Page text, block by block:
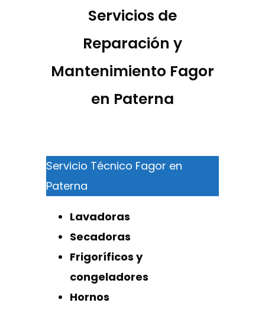
Servicios de
Reparación y
Mantenimiento Fagor
en Paterna
Servicio Técnico Fagor en
Paterna
Lavadoras
Secadoras
Frigoríficos y
congeladores
Hornos